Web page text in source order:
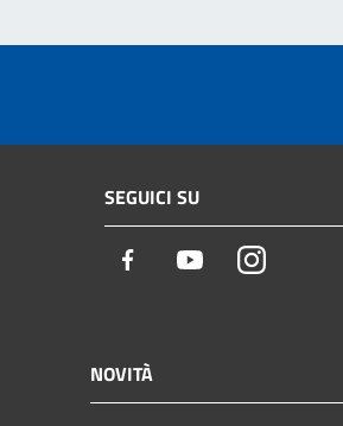
SEGUICI SU
Facebook YoutubeInstagram
NOVITÀ